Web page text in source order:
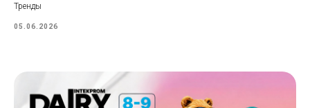
Тренды
05.06.2026